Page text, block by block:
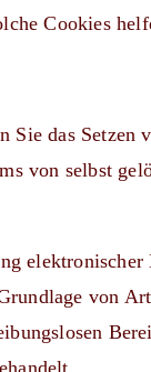
Cookies
Sie das
von selbst
von